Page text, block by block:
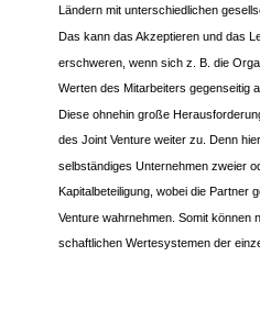
Ländern mit unterschiedlichen
Das kann das Akzeptieren und das
erschweren, wenn sich z. B. die
Werten des Mitarbeiters gegenseitig
Diese ohnehin große
des Joint Venture weiter zu. Denn
selbständiges Unternehmen zweier
Kapitalbeteiligung, wobei die Partner
Venture wahrnehmen. Somit können
schaftlichen Wertesystemen der